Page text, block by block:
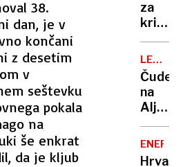
38.
dan, je v
končani
z desetim
v
seštevku
pokala
na
še enkrat
da je kljub
za
še
odprti
Čudež
na
12
ur